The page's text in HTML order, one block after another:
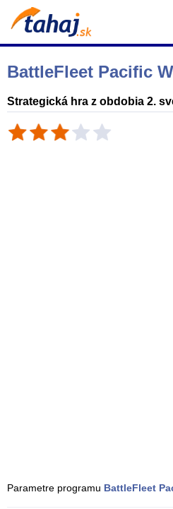
BattleFleet Pacific
Strategická hra z obdobia 2.
Parametre programu BattleFleet